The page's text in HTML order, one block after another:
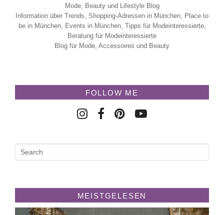
Mode, Beauty und Lifestyle Blog
Information über Trends, Shopping-Adressen in München, Place to
be in München, Events in München, Tipps für Modeinteressierte,
Beratung für Modeinteressierte
Blog für Mode, Accessoires und Beauty
FOLLOW ME
MEISTGELESEN